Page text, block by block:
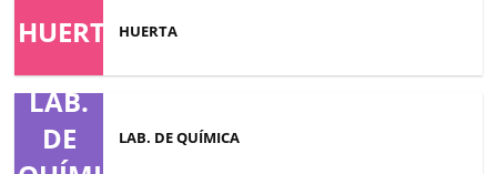
HUERTAHUERTA
LAB.
DE
LAB. DE QUÍMICA